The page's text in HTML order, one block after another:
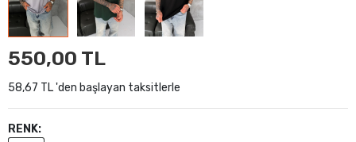
550,00 TL
58,67 TL 'den başlayan taksitlerle
RENK: